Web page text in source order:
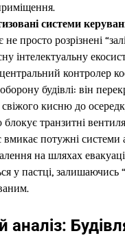
системи
просто розрізнені
інтелектуальну
контролер
будівлі: він
кисню до
блокує транзитні
вмикає потужні системи
на шляхах
у пастці, залишаючись
аналіз: